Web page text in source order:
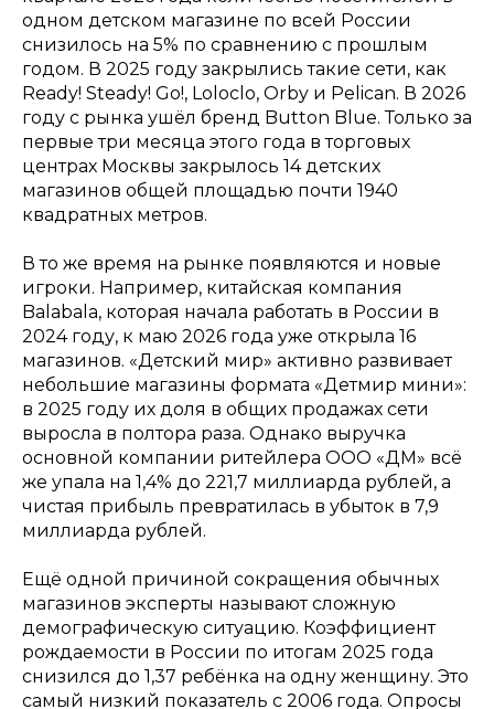
одном детском магазине по всей России
снизилось на 5% по сравнению с прошлым
годом. В 2025 году закрылись такие сети, как
Ready! Steady! Go!, Loloclo, Orby и Pelican. В 2026
году с рынка ушёл бренд Button Blue. Только за
первые три месяца этого года в торговых
центрах Москвы закрылось 14 детских
магазинов общей площадью почти 1940
квадратных метров.
В то же время на рынке появляются и новые
игроки. Например, китайская компания
Balabala, которая начала работать в России в
2024 году, к маю 2026 года уже открыла 16
магазинов. «Детский мир» активно развивает
небольшие магазины формата «Детмир мини»:
в 2025 году их доля в общих продажах сети
выросла в полтора раза. Однако выручка
основной компании ритейлера ООО «ДМ» всё
же упала на 1,4% до 221,7 миллиарда рублей, а
чистая прибыль превратилась в убыток в 7,9
миллиарда рублей.
Ещё одной причиной сокращения обычных
магазинов эксперты называют сложную
демографическую ситуацию. Коэффициент
рождаемости в России по итогам 2025 года
снизился до 1,37 ребёнка на одну женщину. Это
самый низкий показатель с 2006 года. Опросы